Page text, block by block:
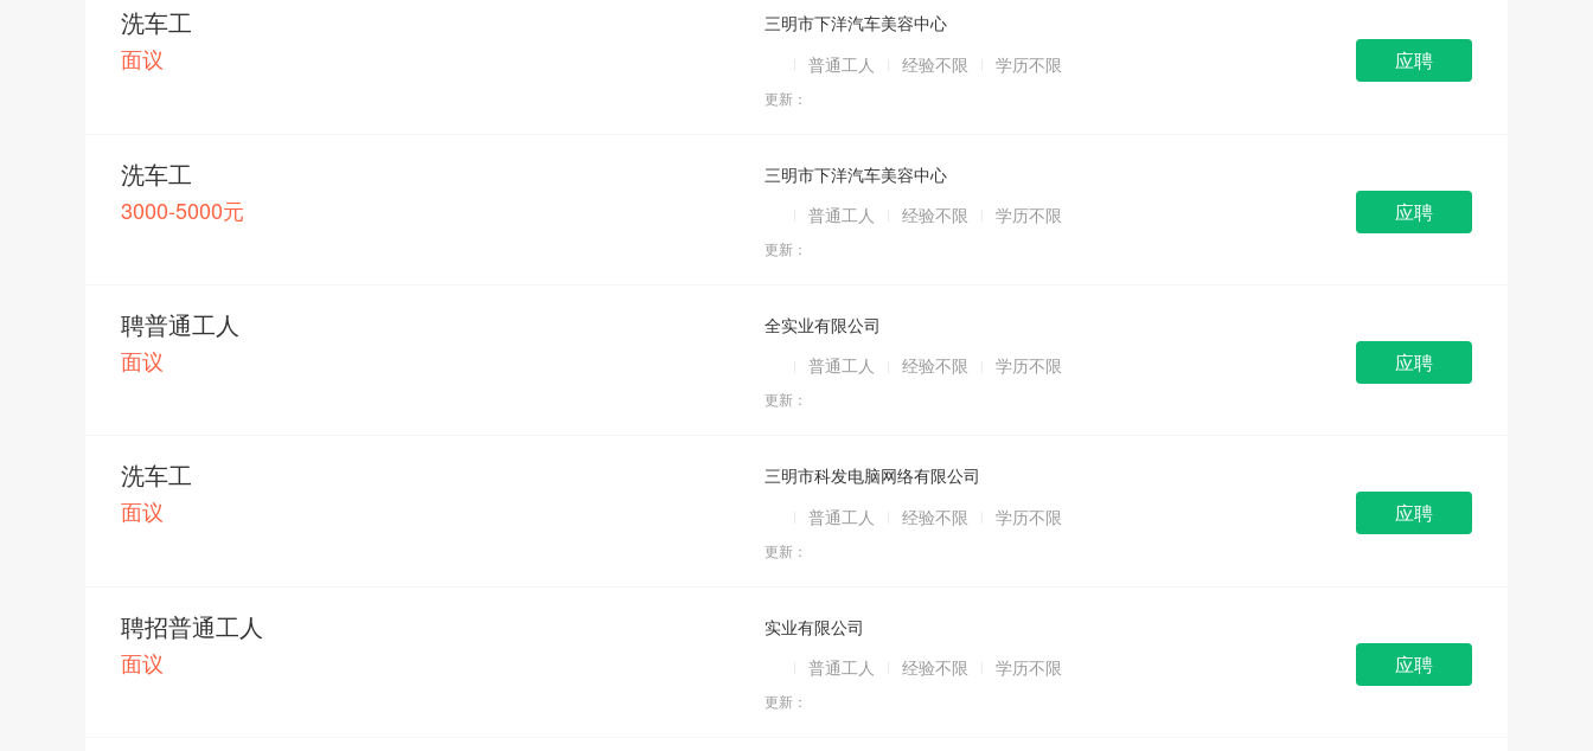
洗车工
面议
三明市下洋汽车美容中心
普通工人
经验不限 学历不限
更新：
应聘
洗车工
3000-5000元
三明市下洋汽车美容中心
普通工人
经验不限 学历不限
更新：
应聘
聘普通工人
面议
全实业有限公司
普通工人
经验不限 学历不限
更新：
应聘
洗车工
面议
三明市科发电脑网络有限公司
普通工人
经验不限 学历不限
更新：
应聘
聘招普通工人
面议
实业有限公司
普通工人
经验不限 学历不限
更新：
应聘